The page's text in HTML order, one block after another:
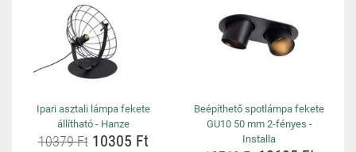
Ipari asztali lámpa fekete
állítható - Hanze
10379 Ft10305 Ft
Beépíthető spotlámpa fekete
GU10 50 mm 2-fényes -
Installa